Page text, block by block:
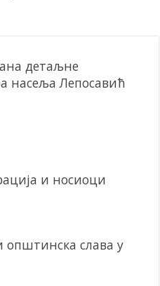
детаљне
насеља Лепосавић
и носиоци
слава у